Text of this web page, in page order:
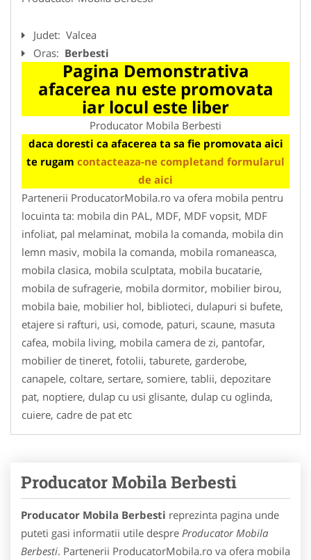
Judet: Valcea
Oras: Berbesti
Pagina Demonstrativa
afacerea nu este promovata
iar locul este liber
Producator Mobila Berbesti
daca doresti ca afacerea ta sa fie promovata aici
te rugam contacteaza-ne completand formularul
de aici
Partenerii ProducatorMobila.ro va ofera mobila pentru
locuinta ta: mobila din PAL, MDF, MDF vopsit, MDF
infoliat, pal melaminat, mobila la comanda, mobila din
lemn masiv, mobila la comanda, mobila romaneasca,
mobila clasica, mobila sculptata, mobila bucatarie,
mobila de sufragerie, mobila dormitor, mobilier birou,
mobila baie, mobilier hol, biblioteci, dulapuri si bufete,
etajere si rafturi, usi, comode, paturi, scaune, masuta
cafea, mobila living, mobila camera de zi, pantofar,
mobilier de tineret, fotolii, taburete, garderobe,
canapele, coltare, sertare, somiere, tablii, depozitare
pat, noptiere, dulap cu usi glisante, dulap cu oglinda,
cuiere, cadre de pat etc
Producator Mobila Berbesti
Producator Mobila Berbesti reprezinta pagina unde
puteti gasi informatii utile despre Producator Mobila
Berbesti. Partenerii ProducatorMobila.ro va ofera mobila